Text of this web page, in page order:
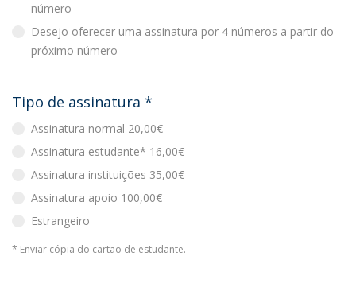
número
Desejo oferecer uma assinatura por 4 números a partir do
próximo número
Tipo de assinatura *
Assinatura normal 20,00€
Assinatura estudante* 16,00€
Assinatura instituições 35,00€
Assinatura apoio 100,00€
Estrangeiro
* Enviar cópia do cartão de estudante.